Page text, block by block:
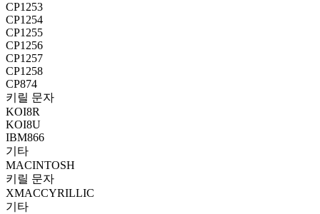
CP1253
CP1254
CP1255
CP1256
CP1257
CP1258
CP874
키릴 문자
KOI8R
KOI8U
IBM866
기타
MACINTOSH
키릴 문자
XMACCYRILLIC
기타